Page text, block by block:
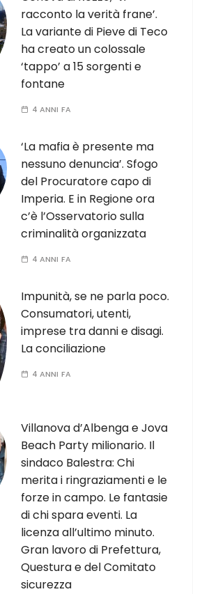
racconto la verità frane’.
La variante di Pieve di Teco
ha creato un colossale
‘tappo’ a 15 sorgenti e
fontane
4 ANNI FA
‘La mafia è presente ma
nessuno denuncia’. Sfogo
del Procuratore capo di
Imperia. E in Regione ora
c’è l’Osservatorio sulla
criminalità organizzata
4 ANNI FA
Impunità, se ne parla poco.
Consumatori, utenti,
imprese tra danni e disagi.
La conciliazione
4 ANNI FA
Villanova d’Albenga e Jova
Beach Party milionario. Il
sindaco Balestra: Chi
merita i ringraziamenti e le
forze in campo. Le fantasie
di chi spara eventi. La
licenza all’ultimo minuto.
Gran lavoro di Prefettura,
Questura e del Comitato
sicurezza